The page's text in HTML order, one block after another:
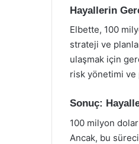
Hayallerin
Elbette, 100
strateji ve
ulaşmak için
risk yönetimi ve
Sonuç:
100 milyon
Ancak, bu